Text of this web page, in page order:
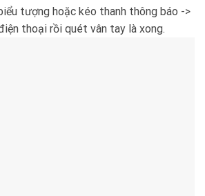
tượng hoặc kéo thanh thông báo ->
thoại rồi quét vân tay là xong.